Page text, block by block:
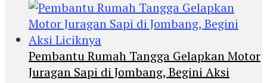
Pembantu Rumah Tangga Gelapkan Motor
Juragan Sapi di Jombang, Begini Aksi